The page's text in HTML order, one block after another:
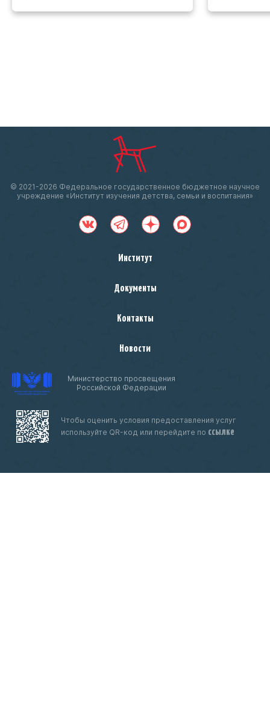
© 2021-2026 Федеральное государственное бюджетное научное
учреждение «Институт изучения детства, семьи и воспитания»
Институт
Документы
Контакты
Новости
Министерство просвещения
Российской Федерации
Чтобы оценить условия предоставления услуг
используйте QR-код или перейдите по ссылке